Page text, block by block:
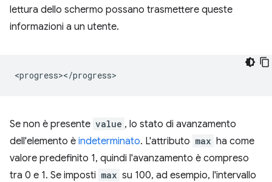
lettura dello schermo possano trasmettere queste
informazioni a un utente.
Se non è presente value , lo stato di avanzamento
dell'elemento è indeterminato. L'attributo max ha come
valore predefinito 1, quindi l'avanzamento è compreso
tra 0 e 1. Se imposti max su 100, ad esempio, l'intervallo